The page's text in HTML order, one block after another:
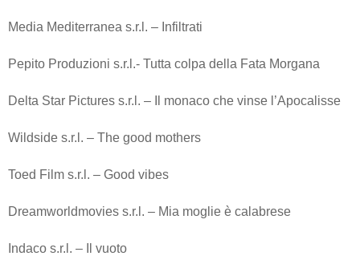
Media Mediterranea s.r.l. – Infiltrati
Pepito Produzioni s.r.l.- Tutta colpa della Fata Morgana
Delta Star Pictures s.r.l. – Il monaco che vinse l’Apocalisse
Wildside s.r.l. – The good mothers
Toed Film s.r.l. – Good vibes
Dreamworldmovies s.r.l. – Mia moglie è calabrese
Indaco s.r.l. – Il vuoto